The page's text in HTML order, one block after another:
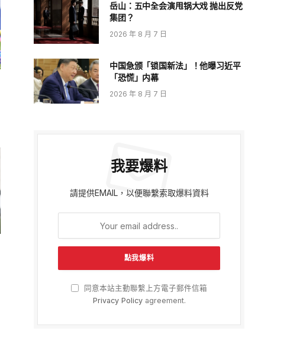
岳山：五中全会演甩锅大戏 抛出反党
集团？
2026 年 8 月 7 日
中国急颁「锁国新法」！他曝习近平
「恐慌」内幕
2026 年 8 月 7 日
我要爆料
請提供EMAIL，以便聯繫索取爆料資料
同意本站主動聯繫上方電子郵件信箱
Privacy Policyagreement.